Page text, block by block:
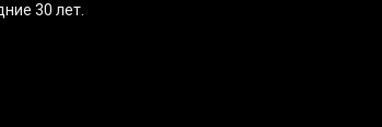
30 лет.